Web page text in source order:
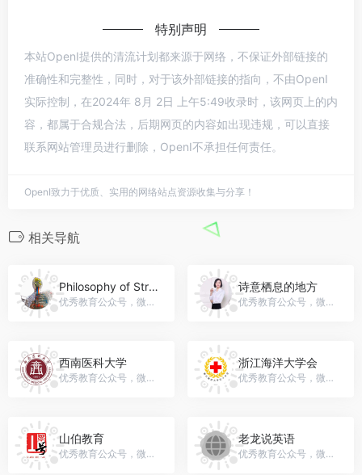
特别声明
本站OpenI提供的清流计划都来源于网络，不保证外部链接的
准确性和完整性，同时，对于该外部链接的指向，不由OpenI
实际控制，在2024年 8月 2日 上午5:49收录时，该网页上的内
容，都属于合规合法，后期网页的内容如出现违规，可以直接
联系网站管理员进行删除，OpenI不承担任何责任。
OpenI致力于优质、实用的网络站点资源收集与分享！
相关导航
Philosophy of Structure
优秀教育公众号，微信号：gh_2bb881ca33b9
诗意栖息的地方
优秀教育公众号，微信号：gh_224752a38d94
西南医科大学
优秀教育公众号，微信号：swmu1951
浙江海洋大学会
优秀教育公众号，微信号：zjou_rcs
山伯教育
优秀教育公众号，微信号：gh_1b828b42ac72
老龙说英语
优秀教育公众号，微信号：laolongshuoyingyu